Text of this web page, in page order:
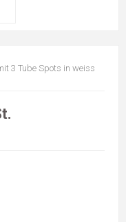
3 Tube Spots in weiss